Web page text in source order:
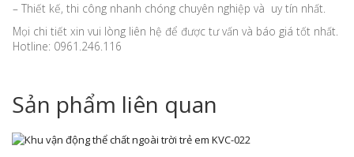
– Thiết kế, thi công nhanh chóng chuyên nghiệp và uy tín nhất.
Mọi chi tiết xin vui lòng liên hệ để được tư vấn và báo giá tốt nhất.
Hotline: 0961.246.116
Sản phẩm liên quan